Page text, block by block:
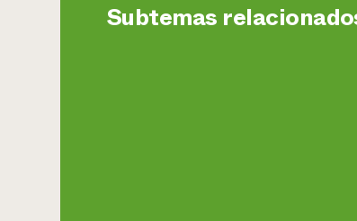
Subtemas